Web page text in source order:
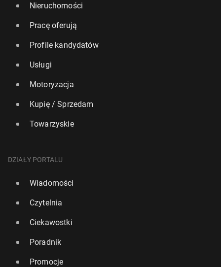
Nieruchomości
Pracę oferują
Profile kandydatów
Usługi
Motoryzacja
Kupię / Sprzedam
Towarzyskie
DZIAŁY PORTALU
Wiadomości
Czytelnia
Ciekawostki
Poradnik
Promocje